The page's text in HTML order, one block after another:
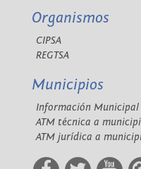
Organismos
CIPSA
REGTSA
Municipios
Información Municipal
ATM técnica a
ATM jurídica a